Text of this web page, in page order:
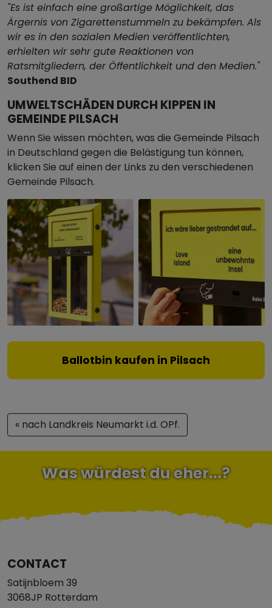
"Es ist einfach eine großartige Möglichkeit, das
Ärgernis von Zigarettenstummeln zu bekämpfen. Als
wir es in den sozialen Medien veröffentlichten,
erhielten wir sehr gute Reaktionen von
Ratsmitgliedern, der Öffentlichkeit und den Medien."
Southend BID
UMWELTSCHÄDEN DURCH KIPPEN IN
GEMEINDE PILSACH
Wenn Sie wissen möchten, was die Gemeinde Pilsach
in Deutschland gegen die Belästigung tun können,
klicken Sie auf einen der Links zu den verschiedenen
Gemeinde Pilsach.
Ballotbin kaufen in Pilsach
« nach Landkreis Neumarkt i.d. OPf.
Was würdest du eher...?
CONTACT
Satijnbloem 39
3068JP Rotterdam